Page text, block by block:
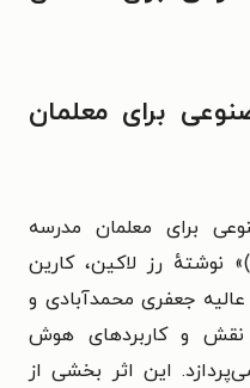
برای معلمان
برای معلمان مدرسه
رز لاکین، کارین
عالیه جعفری محمد‌آبادی و
نقش و کاربردهای هوش
این اثر بخشی از